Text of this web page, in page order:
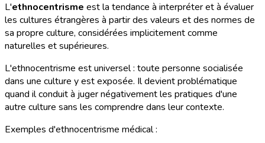
L'ethnocentrisme est la tendance à interpréter et à évaluer
les cultures étrangères à partir des valeurs et des normes de
sa propre culture, considérées implicitement comme
naturelles et supérieures.
L'ethnocentrisme est universel : toute personne socialisée
dans une culture y est exposée. Il devient problématique
quand il conduit à juger négativement les pratiques d'une
autre culture sans les comprendre dans leur contexte.
Exemples d'ethnocentrisme médical :